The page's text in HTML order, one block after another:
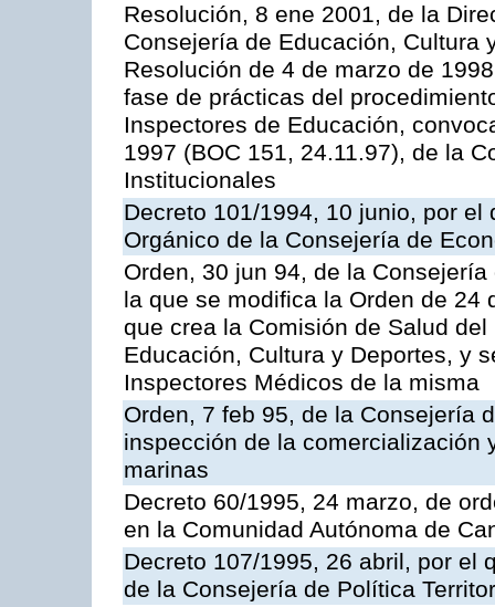
Resolución, 8 ene 2001, de la
Consejería de Educación, Cultura
Resolución de 4 de marzo de
fase de prácticas del
Inspectores de Educación,
1997 (BOC 151, 24.11.97), de la
Institucionales
Decreto 101/1994, 10 junio, por
Orgánico de la Consejería de
Orden, 30 jun 94, de la
la que se modifica la Orden de 24
que crea la Comisión de Salud
Educación, Cultura y Deportes, y
Inspectores Médicos de la misma
Orden, 7 feb 95, de la Consejería
inspección de la comercialización
marinas
Decreto 60/1995, 24 marzo, de
en la Comunidad Autónoma de
Decreto 107/1995, 26 abril, por el
de la Consejería de Política